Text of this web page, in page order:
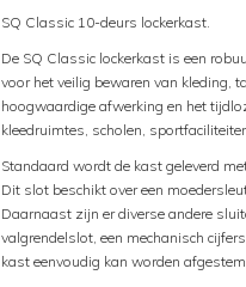
SQ Classic 10-deurs lockerkast.
De SQ Classic lockerkast is een
voor het veilig bewaren van kleding,
hoogwaardige afwerking en het
kleedruimtes, scholen,
Standaard wordt de kast geleverd
Dit slot beschikt over een
Daarnaast zijn er diverse andere
valgrendelslot, een mechanisch
kast eenvoudig kan worden